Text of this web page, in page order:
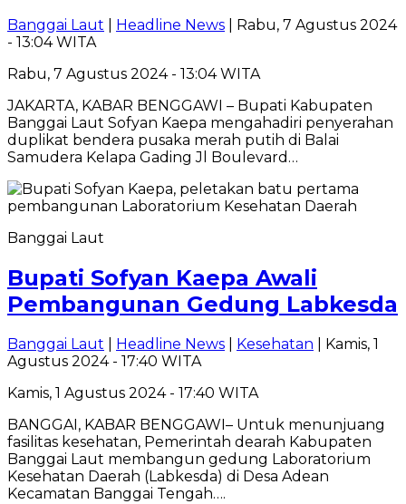
Banggai Laut Headline News | Rabu, 7 Agustus 2024
- 13:04 WITA
Rabu, 7 Agustus 2024 - 13:04 WITA
JAKARTA, KABAR BENGGAWI – Bupati Kabupaten
Banggai Laut Sofyan Kaepa mengahadiri penyerahan
duplikat bendera pusaka merah putih di Balai
Samudera Kelapa Gading Jl Boulevard…
Banggai Laut
Bupati Sofyan Kaepa Awali
Pembangunan Gedung Labkesda
Banggai Laut Headline News Kesehatan | Kamis, 1
Agustus 2024 - 17:40 WITA
Kamis, 1 Agustus 2024 - 17:40 WITA
BANGGAI, KABAR BENGGAWI– Untuk menunjuang
fasilitas kesehatan, Pemerintah dearah Kabupaten
Banggai Laut membangun gedung Laboratorium
Kesehatan Daerah (Labkesda) di Desa Adean
Kecamatan Banggai Tengah….